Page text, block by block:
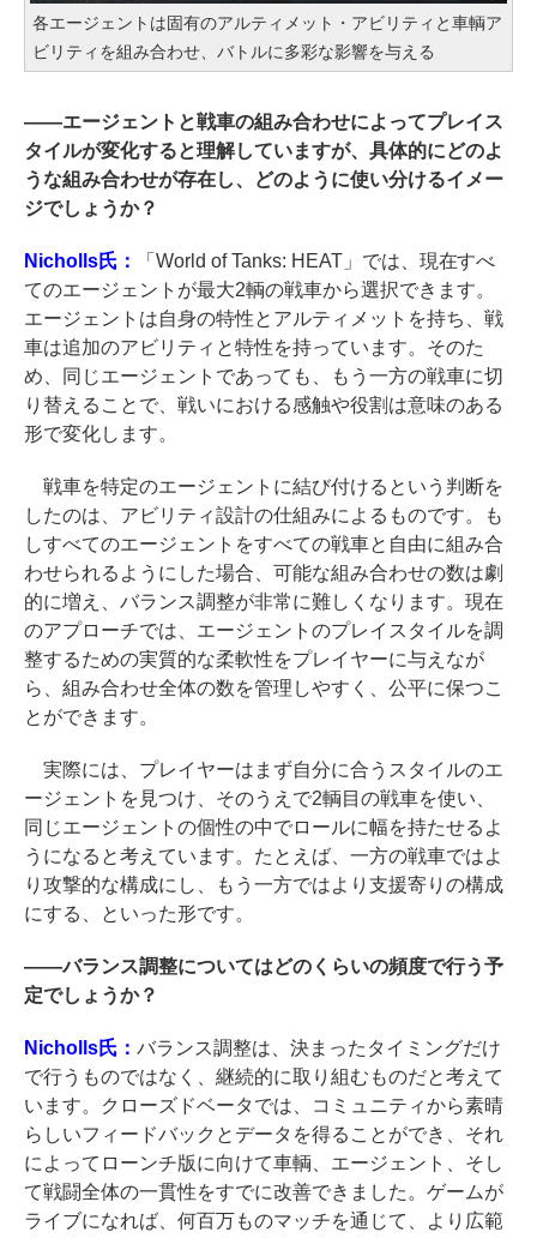
各エージェントは固有のアルティメット・アビリティと車輌ア
ビリティを組み合わせ、バトルに多彩な影響を与える
――エージェントと戦車の組み合わせによってプレイス
タイルが変化すると理解していますが、具体的にどのよ
うな組み合わせが存在し、どのように使い分けるイメー
ジでしょうか？
Nicholls氏：
「World of Tanks: HEAT」では、現在すべ
てのエージェントが最大2輌の戦車から選択できます。
エージェントは自身の特性とアルティメットを持ち、戦
車は追加のアビリティと特性を持っています。そのた
め、同じエージェントであっても、もう一方の戦車に切
り替えることで、戦いにおける感触や役割は意味のある
形で変化します。
戦車を特定のエージェントに結び付けるという判断を
したのは、アビリティ設計の仕組みによるものです。も
しすべてのエージェントをすべての戦車と自由に組み合
わせられるようにした場合、可能な組み合わせの数は劇
的に増え、バランス調整が非常に難しくなります。現在
のアプローチでは、エージェントのプレイスタイルを調
整するための実質的な柔軟性をプレイヤーに与えなが
ら、組み合わせ全体の数を管理しやすく、公平に保つこ
とができます。
実際には、プレイヤーはまず自分に合うスタイルのエ
ージェントを見つけ、そのうえで2輌目の戦車を使い、
同じエージェントの個性の中でロールに幅を持たせるよ
うになると考えています。たとえば、一方の戦車ではよ
り攻撃的な構成にし、もう一方ではより支援寄りの構成
にする、といった形です。
――バランス調整についてはどのくらいの頻度で行う予
定でしょうか？
Nicholls氏： バランス調整は、決まったタイミングだけ
で行うものではなく、継続的に取り組むものだと考えて
います。クローズドベータでは、コミュニティから素晴
らしいフィードバックとデータを得ることができ、それ
によってローンチ版に向けて車輌、エージェント、そし
て戦闘全体の一貫性をすでに改善できました。ゲームが
ライブになれば、何百万ものマッチを通じて、より広範